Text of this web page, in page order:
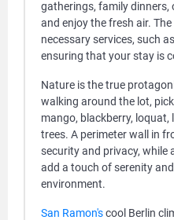
gatherings, family dinners,
and enjoy the fresh air.
necessary services, such
ensuring that your stay is
Nature is the true
walking around the lot,
mango, blackberry, loquat,
trees. A perimeter wall in
security and privacy, while
add a touch of serenity
environment.
San Ramon'scool Berlin